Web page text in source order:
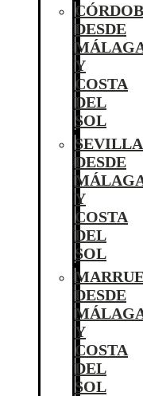
DESDE
Y
COSTA
DEL
SOL
SEVILLA
DESDE
Y
COSTA
DEL
SOL
DESDE
Y
COSTA
DEL
SOL